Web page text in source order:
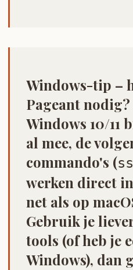
Windows-tip –
Pageant nodig?
Windows 10/11
al mee, de
commando's (
werken direct in
net als op
Gebruik je
tools (of heb je
Windows), dan